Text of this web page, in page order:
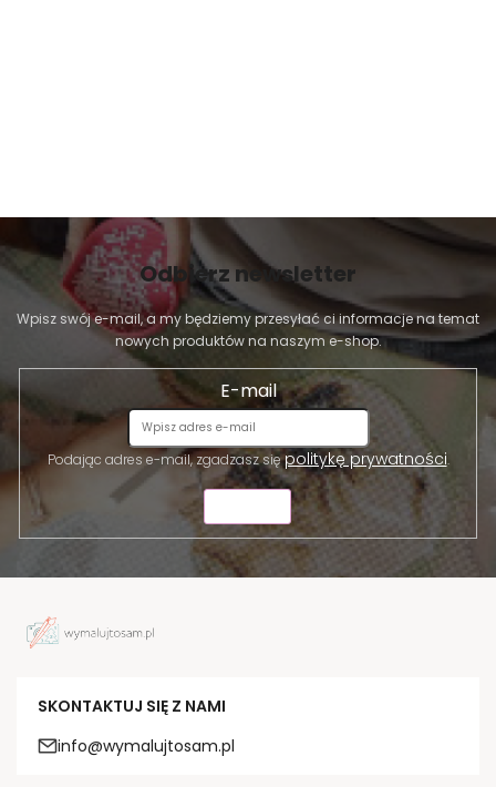
Odbierz newsletter
Wpisz swój e-mail, a my będziemy przesyłać ci informacje na temat
nowych produktów na naszym e-shop.
E-mail
Podając adres e-mail, zgadzasz siępolitykę prywatności.
SKONTAKTUJ SIĘ Z NAMI
info@wymalujtosam.pl